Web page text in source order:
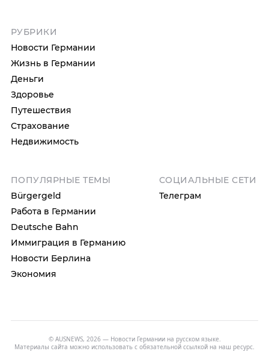
РУБРИКИ
Новости Германии
Жизнь в Германии
Деньги
Здоровье
Путешествия
Страхование
Недвижимость
ПОПУЛЯРНЫЕ ТЕМЫ
Bürgergeld
Работа в Германии
Deutsche Bahn
Иммиграция в Германию
Новости Берлина
Экономия
СОЦИАЛЬНЫЕ СЕТИ
Телеграм
© AUSNEWS, 2026 — Новости Германии на русском языке.
Материалы сайта можно использовать с обязательной ссылкой на наш ресурс.